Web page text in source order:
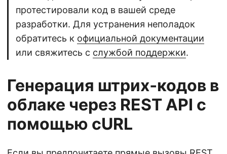
протестировали код в вашей среде
разработки. Для устранения неполадок
обратитесь к официальной документации
или свяжитесь с службой поддержки.
Генерация штрих‑кодов в
облаке через REST API с
помощью cURL